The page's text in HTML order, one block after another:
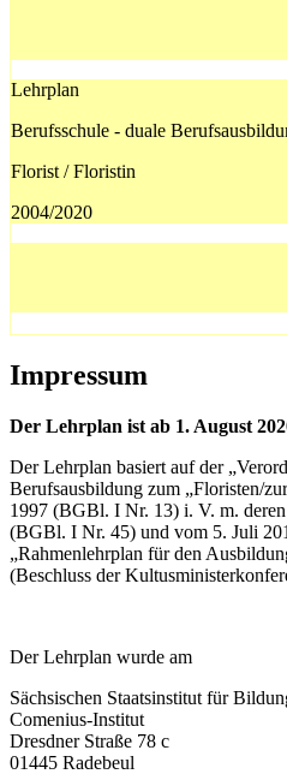
Lehrplan
Berufsschule - duale
Florist / Floristin
2004/2020
Impressum
Der Lehrplan ist ab 1. August
Der Lehrplan basiert auf der
Berufsausbildung zum „Floristen/
1997 (BGBl. I Nr. 13) i. V. m.
(BGBl. I Nr. 45) und vom 5. Juli
„Rahmenlehrplan für den
(Beschluss der
Der Lehrplan wurde am
Sächsischen Staatsinstitut für
Comenius-Institut
Dresdner Straße 78 c
01445 Radebeul